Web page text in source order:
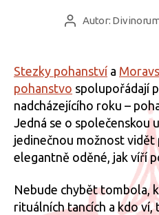
AutorAutor:
Stezky pohanství a
pohanstvo spolupořádají
nadcházejícího roku –
Jedná se o společenskou
jedinečnou možnost vidět
elegantně oděné, jak víří
Nebude chybět tombola,
rituálních tancích a kdo ví,